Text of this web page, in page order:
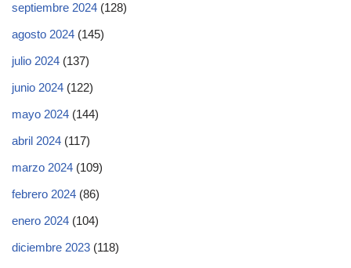
septiembre 2024 (128)
agosto 2024 (145)
julio 2024 (137)
junio 2024 (122)
mayo 2024 (144)
abril 2024 (117)
marzo 2024 (109)
febrero 2024 (86)
enero 2024 (104)
diciembre 2023 (118)